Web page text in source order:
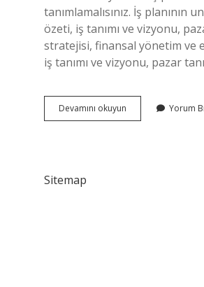
tanımlamalısınız. İş
özeti, iş tanımı ve vizyonu,
stratejisi, finansal yönetim ve
iş tanımı ve vizyonu, pazar
Devamını okuyun
Bir
Yorum
Sitemap